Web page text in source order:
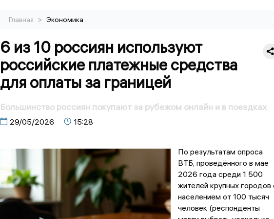
Главная > Экономика
6 из 10 россиян используют
российские платежные средства
для оплаты за границей
Большинство россиян покупают за рубежом онлайн и в поездках
29/05/2026 15:28
По результатам опроса
ВТБ, проведённого в мае
2026 года среди 1 500
жителей крупных городов
населением от 100 тысяч
человек (респонденты